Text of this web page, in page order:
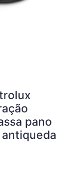
pano